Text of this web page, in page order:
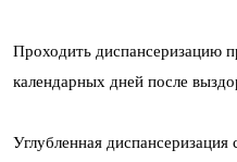
Проходить диспансеризацию
календарных дней после
Углубленная диспансеризация